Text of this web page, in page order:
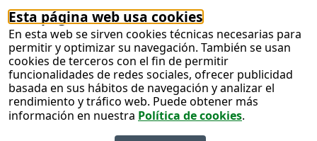
Esta página web usa cookies
En esta web se sirven cookies técnicas necesarias para
permitir y optimizar su navegación. También se usan
cookies de terceros con el fin de permitir
funcionalidades de redes sociales, ofrecer publicidad
basada en sus hábitos de navegación y analizar el
rendimiento y tráfico web. Puede obtener más
información en nuestra Política de cookies.